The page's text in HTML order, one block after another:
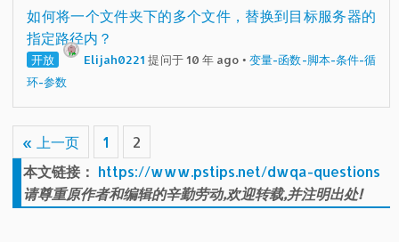
如何将一个文件夹下的多个文件，替换到目标服务器的
指定路径内？
开放 Elijah0221 提问于 10 年 ago •变量-函数-脚本-条件-循
环-参数
« 上一页 1
2
本文链接： https://www.pstips.net/dwqa-questions
请尊重原作者和编辑的辛勤劳动,欢迎转载,并注明出处!